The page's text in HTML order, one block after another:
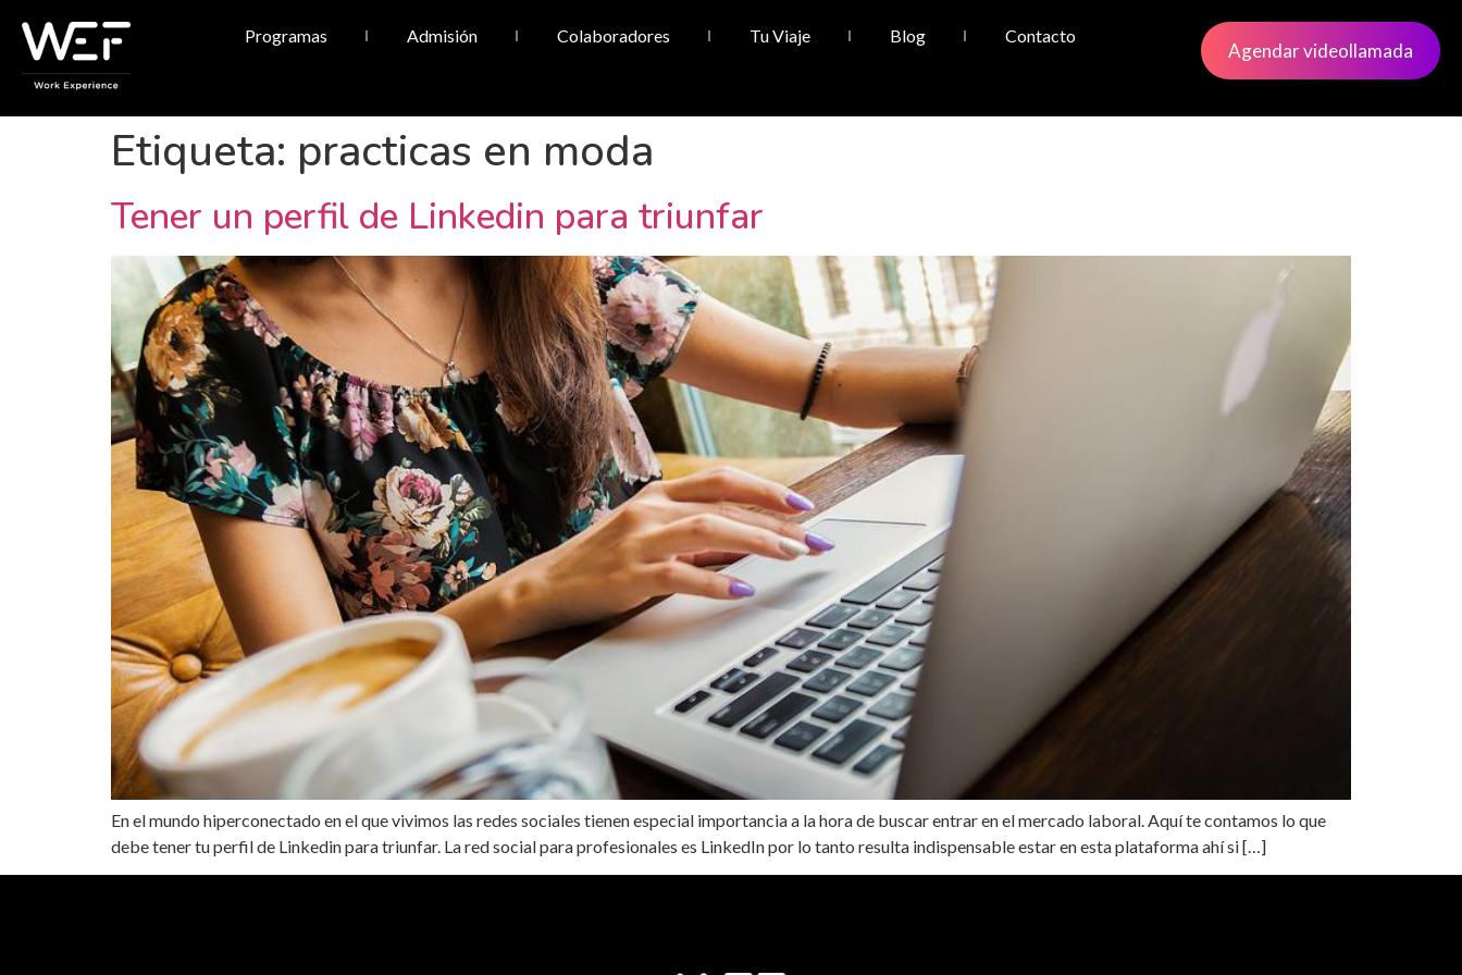
Programas Admisión Colaboradores Tu Viaje Blog Contacto
Agendar videollamada
Etiqueta: practicas en moda
Tener un perfil de Linkedin para triunfar
En el mundo hiperconectado en el que vivimos las redes sociales tienen especial importancia a la hora de buscar entrar en el mercado laboral. Aquí te contamos lo que
debe tener tu perfil de Linkedin para triunfar. La red social para profesionales es LinkedIn por lo tanto resulta indispensable estar en esta plataforma ahí si […]